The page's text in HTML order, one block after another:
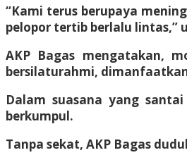
“Kami terus berupaya
pelopor tertib berlalu lintas,”
AKP Bagas mengatakan,
bersilaturahmi,
Dalam suasana yang
berkumpul.
Tanpa sekat, AKP Bagas